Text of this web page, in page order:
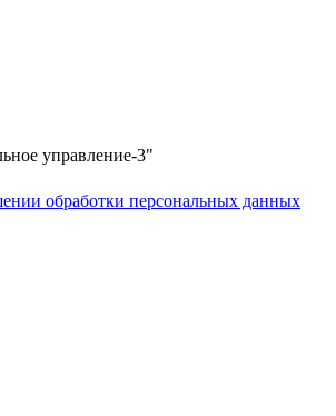
управление-3"
обработки персональных данных